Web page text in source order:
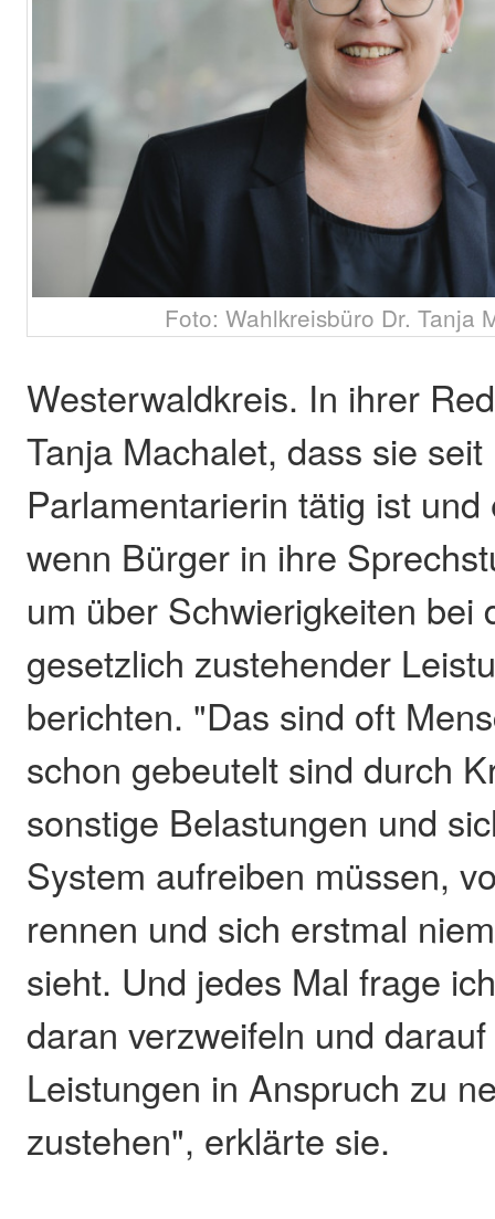
Foto: Wahlkreisbüro Dr. Tanja
Westerwaldkreis. In ihrer
Tanja Machalet, dass sie
Parlamentarierin tätig ist
wenn Bürger in ihre
um über Schwierigkeiten bei
gesetzlich zustehender
berichten. "Das sind oft
schon gebeutelt sind durch
sonstige Belastungen und
System aufreiben müssen,
rennen und sich erstmal
sieht. Und jedes Mal frage
daran verzweifeln und
Leistungen in Anspruch zu
zustehen", erklärte sie.